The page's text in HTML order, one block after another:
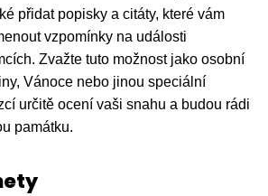
přidat popisky a citáty, které vám
vzpomínky na události
Zvažte tuto možnost jako osobní
Vánoce nebo jinou speciální
určitě ocení vaši snahu a budou rádi
památku.